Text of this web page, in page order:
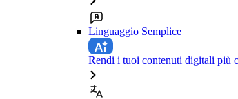
Linguaggio Semplice
Rendi i tuoi contenuti digitali più